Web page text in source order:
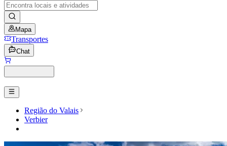
Mapa
Transportes
Chat
Região do Valais
Verbier